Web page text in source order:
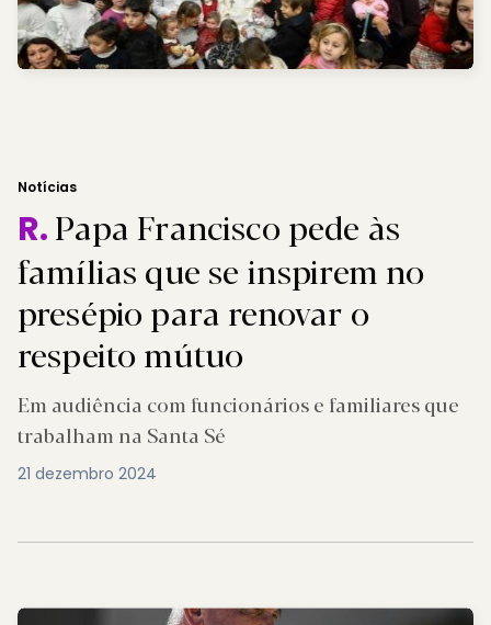
Notícias
R.Papa Francisco pede às
famílias que se inspirem no
presépio para renovar o
respeito mútuo
Em audiência com funcionários e familiares que
trabalham na Santa Sé
21 dezembro 2024